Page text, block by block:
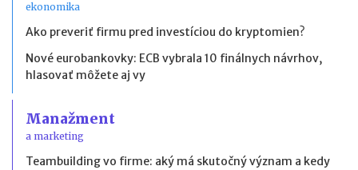
ekonomika
Ako preveriť firmu pred investíciou do kryptomien?
Nové eurobankovky: ECB vybrala 10 finálnych návrhov,
hlasovať môžete aj vy
Manažment
a marketing
Teambuilding vo firme: aký má skutočný význam a kedy